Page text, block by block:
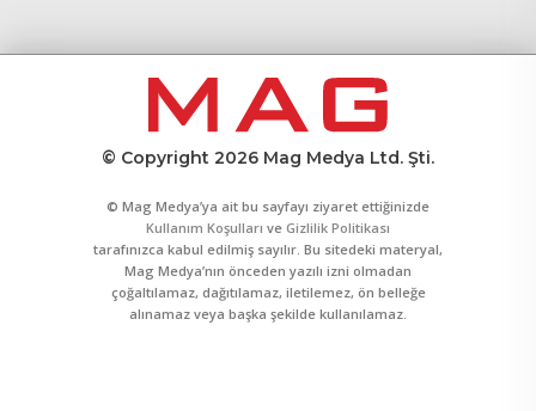
© Copyright 2026 Mag Medya Ltd. Şti.
© Mag Medya’ya ait bu sayfayı ziyaret ettiğinizde
Kullanım Koşulları ve Gizlilik Politikası
tarafınızca kabul edilmiş sayılır. Bu sitedeki materyal,
Mag Medya’nın önceden yazılı izni olmadan
çoğaltılamaz, dağıtılamaz, iletilemez, ön belleğe
alınamaz veya başka şekilde kullanılamaz.